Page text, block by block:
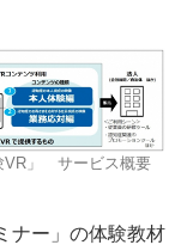
印刷通販
信用情報
業界
・多彩な商材～
VR」 サービス概要
ナー」の体験教材